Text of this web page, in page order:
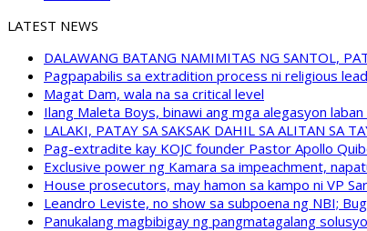
LATEST NEWS
DALAWANG BATANG NAMIMITAS NG SANTOL,
Pagpapabilis sa extradition process ni religious
Magat Dam, wala na sa critical level
Ilang Maleta Boys, binawi ang mga alegasyon
LALAKI, PATAY SA SAKSAK DAHIL SA ALITAN SA
Pag-extradite kay KOJC founder Pastor Apollo
Exclusive power ng Kamara sa impeachment,
House prosecutors, may hamon sa kampo ni VP
Leandro Leviste, no show sa subpoena ng NBI;
Panukalang magbibigay ng pangmatagalang